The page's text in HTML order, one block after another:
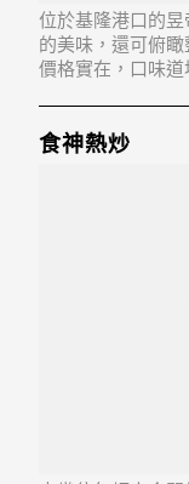
位於基隆港口的
的美味，還可俯
價格實在，口味
食神熱炒